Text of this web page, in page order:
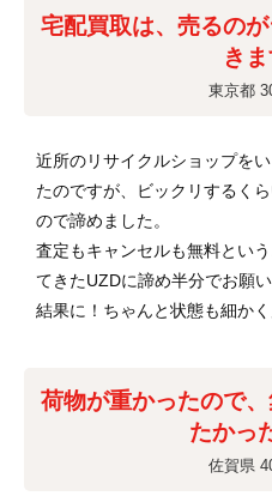
宅配買取は、売るの
きま
東京都
近所のリサイクルショップを
たのですが、ビックリするく
ので諦めました。
査定もキャンセルも無料とい
てきたUZDに諦め半分でお願
結果に！ちゃんと状態も細か
荷物が重かったので
たかっ
佐賀県